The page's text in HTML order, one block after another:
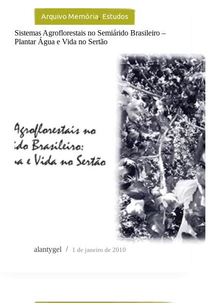
Arquivo Memória, Estudos
Sistemas Agroflorestais no Semiárido Brasileiro –
Plantar Água e Vida no Sertão
alantygel 1 de janeiro de 2010